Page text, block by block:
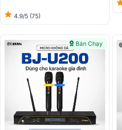
4.9/5 (75)
Bán Chạy